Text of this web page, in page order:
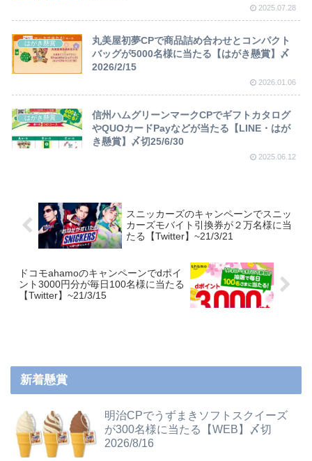
2025.07.28
はがき懸賞
丸美屋初夢CPで商品詰め合わせとコンパクト
バッグが5000名様に当たる【はがき懸賞】〆
2026/2/15
2026.01.06
はがき懸賞
信州ハムグリーンマークCPでギフトカタログ
やQUOカードPayなどが当たる【LINE・はが
き懸賞】〆切25/6/30
2025.06.12
スニッカーズのキャンペーンでスニッ
カーズモバイト引換券が２万名様に当
たる【Twitter】~21/3/21
ドコモahamoのキャンペーンでdポイ
ント3000円分が毎日100名様に当たる
【Twitter】~21/3/15
新着懸賞
明治CPでうずまきソフトスクイーズ
が300名様に当たる【WEB】〆切
2026/8/16